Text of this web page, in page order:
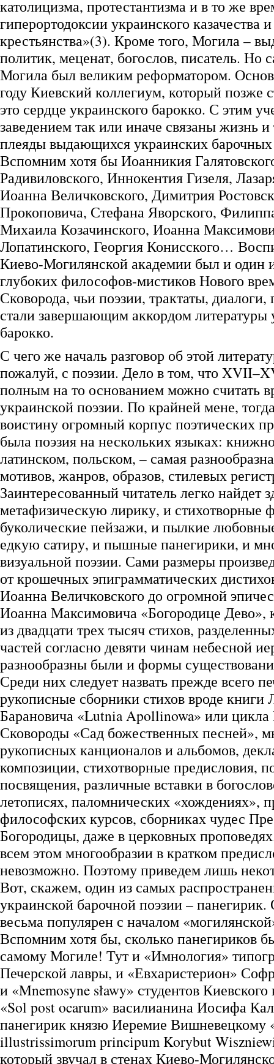
католицизма, протестантизма и в то же
гиперортодоксии украинского казачества и
крестьянства»(3). Кроме того, Могила –
политик, меценат, богослов, писатель. Но
Могила был великим реформатором.
году Киевский коллегиум, который позже
это сердце украинского барокко. С этим
заведением так или иначе связаны жизнь и
плеяды выдающихся украинских барочных
Вспомним хотя бы Иоанникия
Радивиловского, Иннокентия Гизеля,
Иоанна Величковского, Димитрия
Прокоповича, Стефана Яворского,
Михаила Козачинского, Иоанна
Лопатинского, Георгия Конисского…
Киево-Могилянской академии был и один
глубоких философов-мистиков Нового
Сковорода, чьи поэзии, трактаты,
стали завершающим аккордом литературы
барокко.
С чего же началь разговор об этой
пожалуй, с поэзии. Дело в том, что
полным на то основанием можно считать
украинской поэзии. По крайней мене,
воистину огромный корпус поэтических
была поэзия на нескольких языках:
латинском, польском, – самая
мотивов, жанров, образов, стилевых
Заинтересованный читатель легко найдет
метафизическую лирику, и стихотворные
буколические пейзажи, и пылкие
едкую сатиру, и пышные панегирики, и
визуальной поэзии. Сами размеры
от крошечных эпиграмматических
Иоанна Величковского до огромной
Иоанна Максимовича «Богородице Дево»,
из двадцати трех тысяч стихов,
частей согласно девяти чинам небесной
разнообразны были и формы
Среди них следует назвать прежде всего
рукописные сборники стихов вроде книги
Барановича «Lutnia Apollinowa» или цикла
Сковороды «Сад божественных песней»,
рукописных канционалов и альбомов,
композиции, стихотворные предисловия,
посвящения, различные вставки в
летописях, паломнических «хождениях»,
философских курсов, сборниках чудес
Богородицы, даже в церковных
всем этом многообразии в кратком
невозможно. Поэтому приведем лишь
Вот, скажем, один из самых
украинской барочной поэзии – панегирик.
весьма популярен с началом
Вспомним хотя бы, сколько панегириков
самому Могиле! Тут и «Имнология»
Печерской лавры, и «Евхаристерион»
и «Mnemosyne sławy» студентов
«Sol post ocarum» василианина Иосифа
панегирик князю Иеремие Вишневецкому
illustrissimorum principum Korybut
который звучал в стенах Киево-